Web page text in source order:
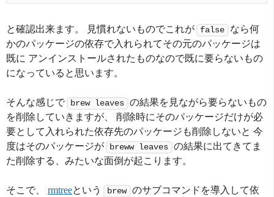
と確認出来ます。 見慣れないものでこれが false
なら何
かのパッケージの依存で入れられてその元のパッケージは
既に アンインストールされたものなので既に要らないもの
になっていると思います。
そんな感じで brew leaves の結果を見ながら要らないもの
を削除していきますが、 削除時にそのパッケージだけが必
要として入れられた依存先のパッケージも削除しないと 今
度はそのパッケージが
breww leaves の結果に出てきてま
た削除する、みたいな面倒が起こります。
そこで、 rmtreeという brew のサブコマンドを導入して依